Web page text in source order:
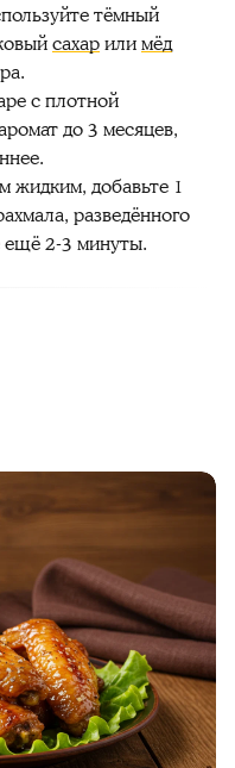
тёмный
сахарилимёд
с плотной
до 3 месяцев,
жидким, добавьте 1
разведённого
ещё 2-3 минуты.